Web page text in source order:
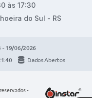
às 17:30
do Sul - RS
- 19/06/2026
Dados Abertos
-